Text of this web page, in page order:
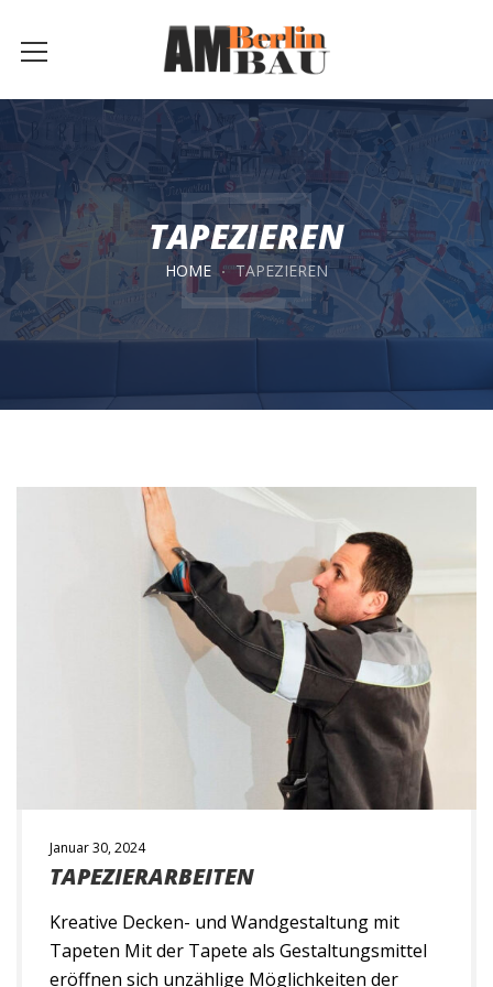
TAPEZIEREN
HOME TAPEZIEREN
Januar 30, 2024
TAPEZIERARBEITEN
Kreative Decken- und Wandgestaltung mit
Tapeten Mit der Tapete als Gestaltungsmittel
eröffnen sich unzählige Möglichkeiten der